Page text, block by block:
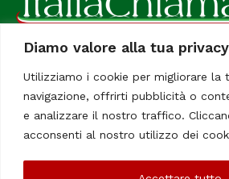
Diamo valore alla tua privacy
Utilizziamo i cookie per migliorare la
navigazione, offrirti pubblicità o
e analizzare il nostro traffico.
acconsenti al nostro utilizzo dei
ItaliaChiamaItalia, il TUO quotidiano
Dedicato in particolare a tutti gli
Tutti i diritti sono riservati. Quotidiano